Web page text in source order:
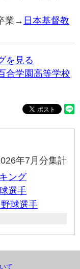
業→ 日本基督教
を見る
合学園高等学校
年7月分集計
ング
選手
球選手
て